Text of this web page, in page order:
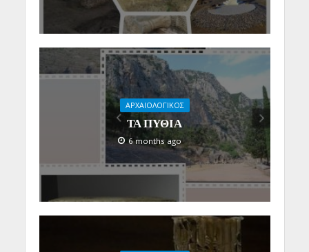
ΑΡΧΑΙΟΛΟΓΙΚΟΣ
ΤΑ ΠΥΘΙΑ
6 months ago